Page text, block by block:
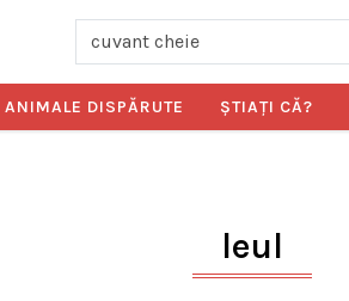
ANIMALE DISPĂRUTE ŞTIAŢI CĂ?
leul